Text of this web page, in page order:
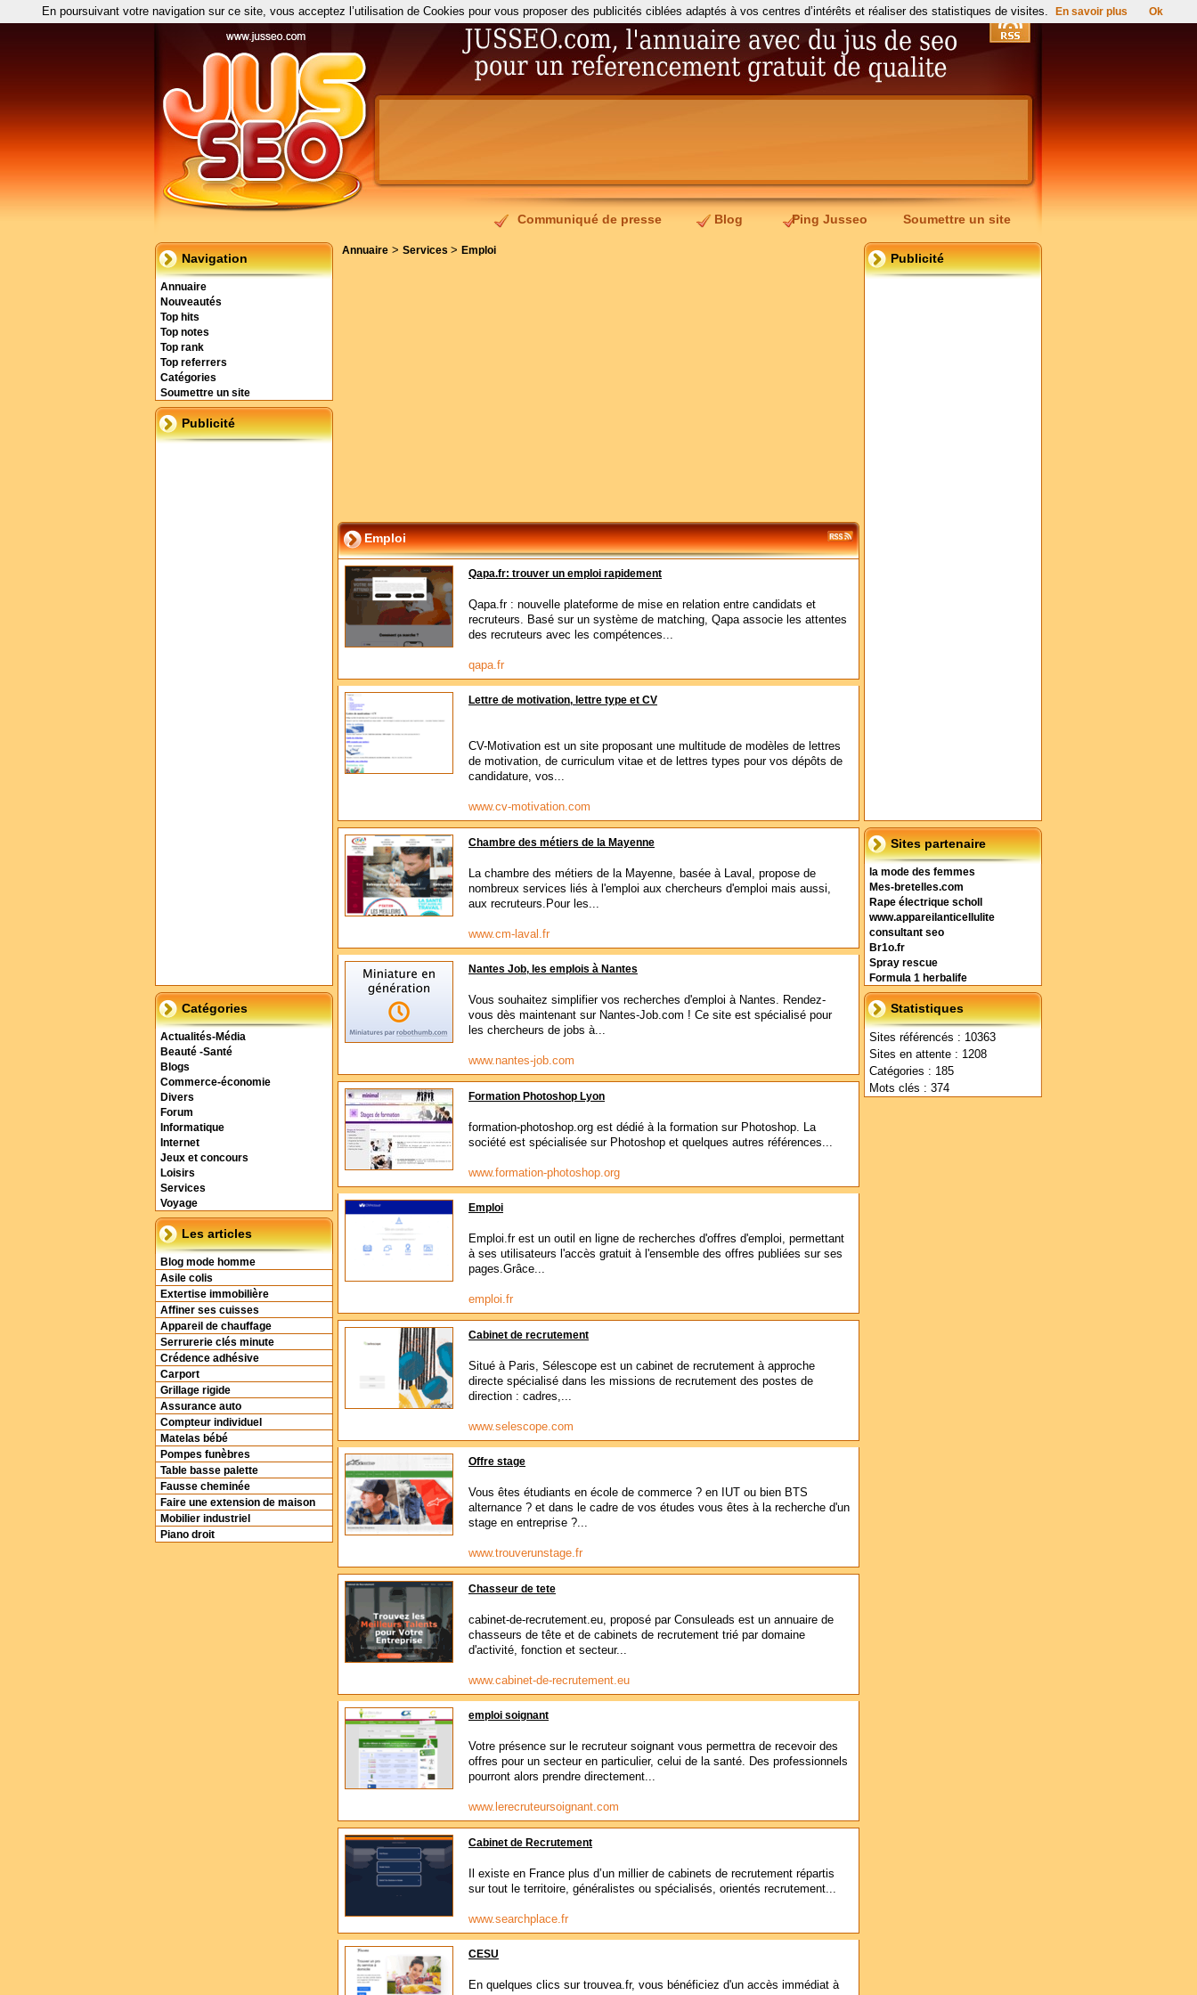
Communiqué de presse Blog Ping Jusseo Soumettre un site
Navigation
Annuaire
Nouveautés
Top hits
Top notes
Top rank
Top referrers
Catégories
Soumettre un site
Publicité
Catégories
Actualités-Média
Beauté -Santé
Blogs
Commerce-économie
Divers
Forum
Informatique
Internet
Jeux et concours
Loisirs
Services
Voyage
Les articles
Blog mode homme
Asile colis
Extertise immobilière
Affiner ses cuisses
Appareil de chauffage
Serrurerie clés minute
Crédence adhésive
Carport
Grillage rigide
Assurance auto
Compteur individuel
Matelas bébé
Pompes funèbres
Table basse palette
Fausse cheminée
Faire une extension de maison
Mobilier industriel
Piano droit
Publicité
Sites partenaire
la mode des femmes
Mes-bretelles.com
Rape électrique scholl
www.appareilanticellulite
consultant seo
Br1o.fr
Spray rescue
Formula 1 herbalife
Statistiques
Sites référencés : 10363
Sites en attente : 1208
Catégories : 185
Mots clés : 374
Annuaire > Services > Emploi
Emploi
Qapa.fr: trouver un emploi rapidement
Qapa.fr : nouvelle plateforme de mise en relation entre candidats et
recruteurs. Basé sur un système de matching, Qapa associe les attentes
des recruteurs avec les compétences...
qapa.fr
Lettre de motivation, lettre type et CV
CV-Motivation est un site proposant une multitude de modèles de lettres
de motivation, de curriculum vitae et de lettres types pour vos dépôts de
candidature, vos...
www.cv-motivation.com
Chambre des métiers de la Mayenne
La chambre des métiers de la Mayenne, basée à Laval, propose de
nombreux services liés à l'emploi aux chercheurs d'emploi mais aussi,
aux recruteurs.Pour les...
www.cm-laval.fr
Nantes Job, les emplois à Nantes
Vous souhaitez simplifier vos recherches d'emploi à Nantes. Rendez-
vous dès maintenant sur Nantes-Job.com ! Ce site est spécialisé pour
les chercheurs de jobs à...
www.nantes-job.com
Formation Photoshop Lyon
formation-photoshop.org est dédié à la formation sur Photoshop. La
société est spécialisée sur Photoshop et quelques autres références...
www.formation-photoshop.org
Emploi
Emploi.fr est un outil en ligne de recherches d'offres d'emploi, permettant
à ses utilisateurs l'accès gratuit à l'ensemble des offres publiées sur ses
pages.Grâce...
emploi.fr
Cabinet de recrutement
Situé à Paris, Sélescope est un cabinet de recrutement à approche
directe spécialisé dans les missions de recrutement des postes de
direction : cadres,...
www.selescope.com
Offre stage
Vous êtes étudiants en école de commerce ? en IUT ou bien BTS
alternance ? et dans le cadre de vos études vous êtes à la recherche d'un
stage en entreprise ?...
www.trouverunstage.fr
Chasseur de tete
cabinet-de-recrutement.eu, proposé par Consuleads est un annuaire de
chasseurs de tête et de cabinets de recrutement trié par domaine
d'activité, fonction et secteur...
www.cabinet-de-recrutement.eu
emploi soignant
Votre présence sur le recruteur soignant vous permettra de recevoir des
offres pour un secteur en particulier, celui de la santé. Des professionnels
pourront alors prendre directement...
www.lerecruteursoignant.com
Cabinet de Recrutement
Il existe en France plus d’un millier de cabinets de recrutement répartis
sur tout le territoire, généralistes ou spécialisés, orientés recrutement...
www.searchplace.fr
CESU
En quelques clics sur trouvea.fr, vous bénéficiez d'un accès immédiat à
En poursuivant votre navigation sur ce site, vous acceptez l’utilisation de Cookies pour vous proposer des publicités ciblées adaptés à vos centres d’intérêts et réaliser des statistiques de visites. En savoir plus Ok